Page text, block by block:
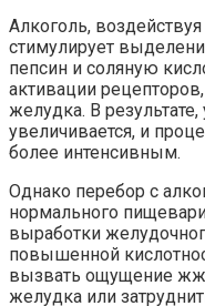
Алкоголь,
стимулирует
пепсин и соляную
активации
желудка. В
увеличивается, и
более интенсивным.
Однако перебор с
нормального
выработки
повышенной
вызвать ощущение
желудка или